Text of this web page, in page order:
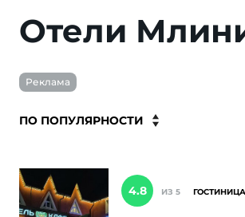
Отели
Реклама
4.8 ИЗ 5